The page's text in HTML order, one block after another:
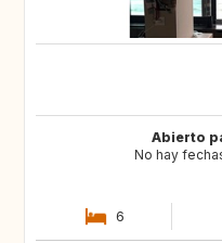
Abierto
No hay
6